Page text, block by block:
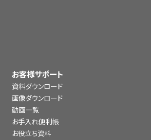
お客様サポート
資料ダウンロード
画像ダウンロード
動画一覧
お手入れ便利帳
お役立ち資料